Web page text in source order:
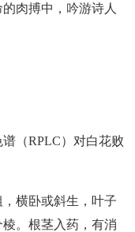
肉搏中，吟游诗人
（RPLC）对白花败
横卧或斜生，叶子
。根茎入药，有消